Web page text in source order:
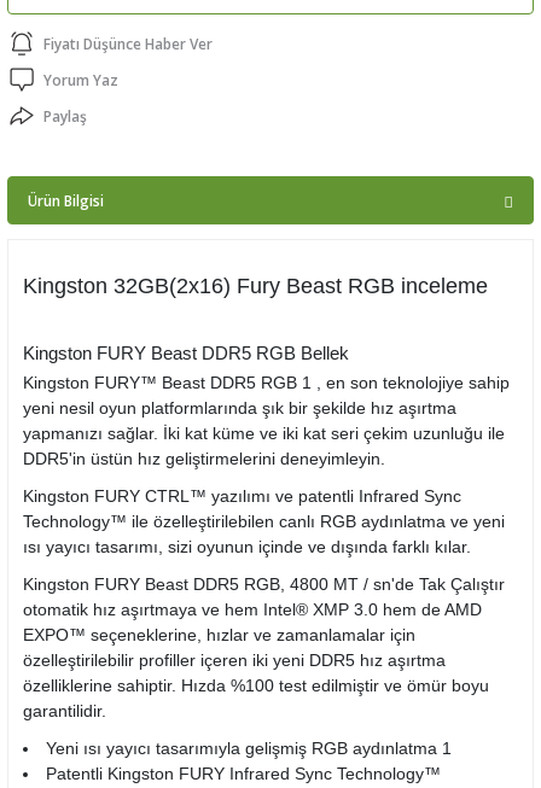
Fiyatı Düşünce Haber Ver
Yorum Yaz
Paylaş
Ürün Bilgisi
Kingston 32GB(2x16) Fury Beast RGB inceleme
Kingston FURY Beast DDR5 RGB Bellek
Kingston FURY™ Beast DDR5 RGB 1 , en son teknolojiye sahip
yeni nesil oyun platformlarında şık bir şekilde hız aşırtma
yapmanızı sağlar. İki kat küme ve iki kat seri çekim uzunluğu ile
DDR5'in üstün hız geliştirmelerini deneyimleyin.
Kingston FURY CTRL™ yazılımı ve patentli Infrared Sync
Technology™ ile özelleştirilebilen canlı RGB aydınlatma ve yeni
ısı yayıcı tasarımı, sizi oyunun içinde ve dışında farklı kılar.
Kingston FURY Beast DDR5 RGB, 4800 MT / sn'de Tak Çalıştır
otomatik hız aşırtmaya ve hem Intel® XMP 3.0 hem de AMD
EXPO™ seçeneklerine, hızlar ve zamanlamalar için
özelleştirilebilir profiller içeren iki yeni DDR5 hız aşırtma
özelliklerine sahiptir. Hızda %100 test edilmiştir ve ömür boyu
garantilidir.
Yeni ısı yayıcı tasarımıyla gelişmiş RGB aydınlatma 1
Patentli Kingston FURY Infrared Sync Technology™